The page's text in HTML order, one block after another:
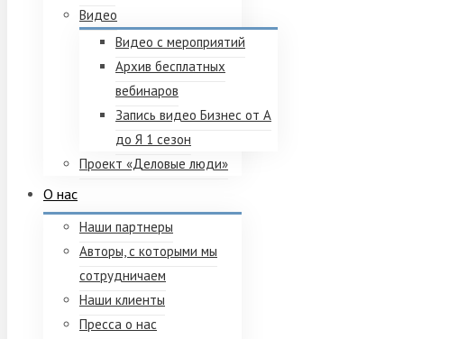
Видео
Видео с мероприятий
Архив бесплатных
вебинаров
Запись видео Бизнес от А
до Я 1 сезон
Проект «Деловые люди»
О нас
Наши партнеры
Авторы, с которыми мы
сотрудничаем
Наши клиенты
Пресса о нас